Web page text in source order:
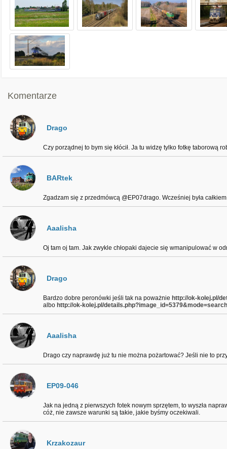
Komentarze
Drago
Czy porządnej to bym się kłócił. Ja tu widzę tylko fotkę taborową
BARtek
Zgadzam się z przedmówcą @EP07drago. Wcześniej była
Aaalisha
Oj tam oj tam. Jak zwykle chłopaki dajecie się wmanipulować w
Drago
Bardzo dobre peronówki jeśli tak na poważnie http://ok-kolej.pl/
albo http://ok-kolej.pl/details.php?image_id=5379&mode=search
Aaalisha
Drago czy naprawdę już tu nie można pożartować? Jeśli nie to
EP09-046
Jak na jedną z pierwszych fotek nowym sprzętem, to wyszła
cóż, nie zawsze warunki są takie, jakie byśmy oczekiwali.
Krzakozaur